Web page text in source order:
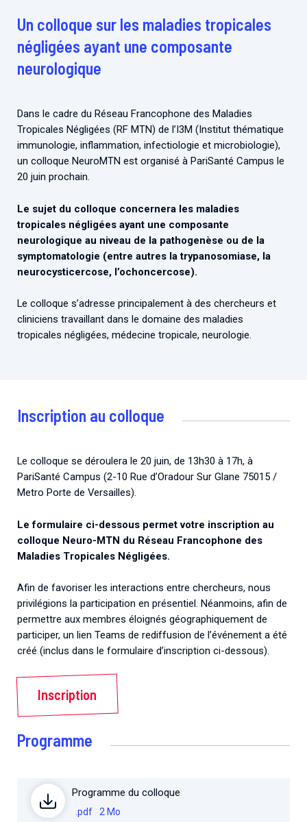
Collaboration avec les acteurs communautaires
Cellule Émergence mpox
Ouverte depuis décembre 2023, pour suivre l'épidémie
en RDC, elle reste active suite à des cas à Mayotte et à
La Réunion.
Cellules Émergence
Retrouvez toutes les cellules Émergence, actives ou
inactives.
Un colloque sur les maladies tropicales
négligées ayant une composante
neurologique
Dans le cadre du Réseau Francophone des Maladies
Tropicales Négligées (RF MTN) de l’I3M (Institut thématique
immunologie, inflammation, infectiologie et microbiologie),
un colloque NeuroMTN est organisé à PariSanté Campus le
20 juin prochain.
Le sujet du colloque concernera les maladies
tropicales négligées ayant une composante
neurologique au niveau de la pathogenèse ou de la
symptomatologie (entre autres la trypanosomiase, la
neurocysticercose, l’ochoncercose).
Le colloque s’adresse principalement à des chercheurs et
cliniciens travaillant dans le domaine des maladies
tropicales négligées, médecine tropicale, neurologie.
Inscription au colloque
Le colloque se déroulera le 20 juin, de 13h30 à 17h, à
PariSanté Campus (2-10 Rue d’Oradour Sur Glane 75015 /
Metro Porte de Versailles).
Le formulaire ci-dessous permet votre inscription au
colloque Neuro-MTN du Réseau Francophone des
Maladies Tropicales Négligées.
Afin de favoriser les interactions entre chercheurs, nous
privilégions la participation en présentiel. Néanmoins, afin de
permettre aux membres éloignés géographiquement de
participer, un lien Teams de rediffusion de l’événement a été
créé (inclus dans le formulaire d’inscription ci-dessous).
Inscription
Programme
Programme du colloque
.pdf 2 Mo